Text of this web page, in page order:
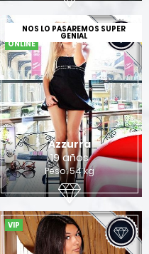
ONLINE
NOS LO PASAREMOS SUPER
GENIAL
Azzurra
19 años
Peso: 54 kg
VIP